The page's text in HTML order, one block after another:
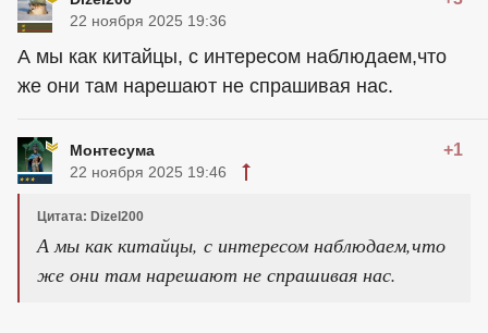
22 ноября 2025 19:36
А мы как китайцы, с интересом наблюдаем,что
же они там нарешают не спрашивая нас.
Монтесума +1
22 ноября 2025 19:46
Цитата: Dizel200
А мы как китайцы, с интересом наблюдаем,что
же они там нарешают не спрашивая нас.